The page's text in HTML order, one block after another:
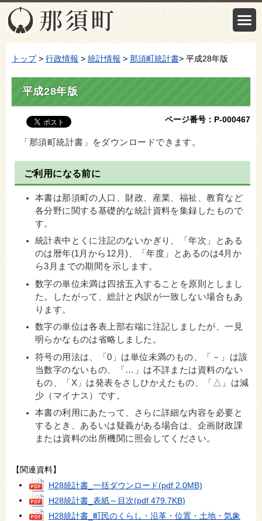
トップ> 行政情報 > 統計情報 > 那須町統計書> 平成28年版
平成28年版
ページ番号：P-000467
「那須町統計書」をダウンロードできます。
ご利用になる前に
本書は那須町の人口、財政、産業、福祉、教育など
各分野に関する基礎的な統計資料を集録したもので
す。
統計表中とくに注記のないかぎり、「年次」とある
のは暦年(1月から12月)、「年度」とあるのは4月か
ら3月までの期間を示します。
数字の単位未満は四捨五入することを原則としまし
た。したがって、総計と内訳が一致しない場合もあ
ります。
数字の単位は各表上部右端に注記しましたが、一見
明らかなものは省略しました。
符号の用法は、「0」は単位未満のもの、「－」は該
当数字のないもの、「…」は不詳または資料のない
もの、「X」は発表をさしひかえたもの、「△」は減
少（マイナス）です。
本書の利用にあたって、さらに詳細な内容を必要と
するとき、あるいは疑義がある場合は、企画財政課
または資料の出所機関に照会してください。
【関連資料】
H28統計書_一括ダウンロード(pdf 2.0MB)
H28統計書_表紙～目次(pdf 479.7KB)
H28統計書_町民のくらし・沿革・位置・土地・気象